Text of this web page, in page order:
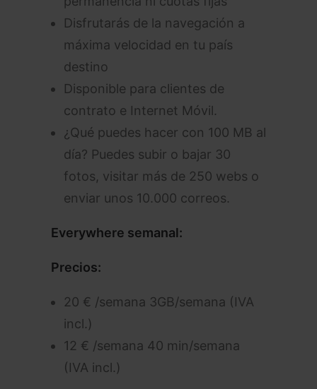
Disfrutarás de la navegación a
máxima velocidad en tu país
destino
Disponible para clientes de
contrato e Internet Móvil.
¿Qué puedes hacer con 100 MB al
día? Puedes subir o bajar 30
fotos, visitar más de 250 webs o
enviar unos 10.000 correos.
Everywhere semanal:
Precios:
20 € /semana 3GB/semana (IVA
incl.)
12 € /semana 40 min/semana
(IVA incl.)